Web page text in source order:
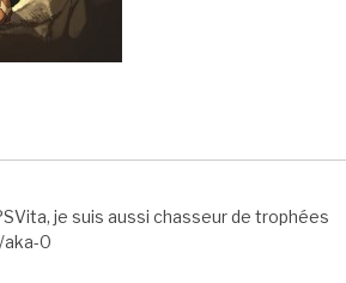
je suis aussi chasseur de trophées
aka-0